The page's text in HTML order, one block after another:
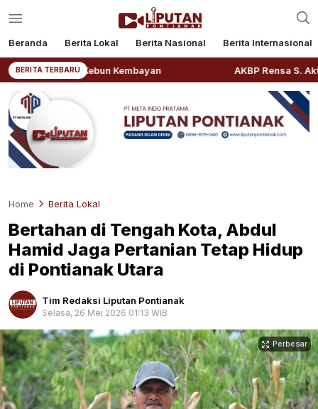
Beranda Berita Lokal Berita Nasional Berita Internasional
BERITA TERBARU
di Kebun Kembayan AKBP Rensa S. Aktadivia
Home Berita Lokal
Bertahan di Tengah Kota, Abdul
Hamid Jaga Pertanian Tetap Hidup
di Pontianak Utara
Tim Redaksi Liputan Pontianak
Selasa, 26 Mei 2026 01:13 WIB
Perbesar